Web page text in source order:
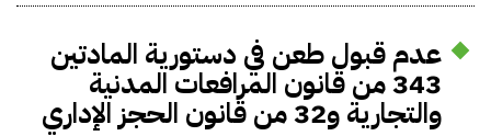
عدم قبول طعن في دستورية المادتين
343 من قانون المرافعات المدنية
والتجارية و32 من قانون الحجز الإداري